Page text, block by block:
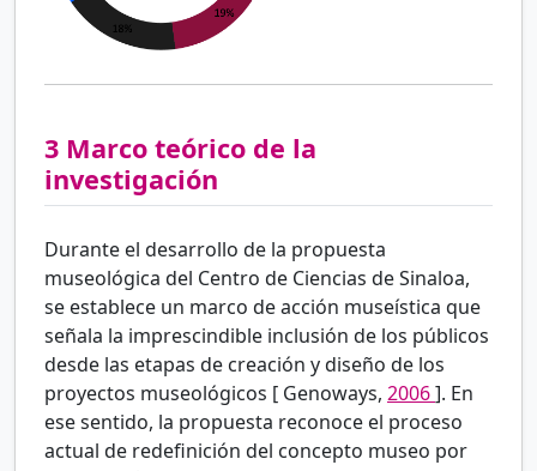
3 Marco teórico de la
investigación
Durante el desarrollo de la propuesta
museológica del Centro de Ciencias de Sinaloa,
se establece un marco de acción museística que
señala la imprescindible inclusión de los públicos
desde las etapas de creación y diseño de los
proyectos museológicos [ Genoways, 2006]. En
ese sentido, la propuesta reconoce el proceso
actual de redefinición del concepto museo por